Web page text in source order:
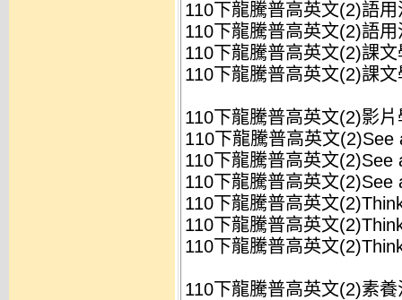
110下龍騰普高英文(2)語
110下龍騰普高英文(2)語
110下龍騰普高英文(2)課
110下龍騰普高英文(2)課
110下龍騰普高英文(2)影
110下龍騰普高英文
110下龍騰普高英文
110下龍騰普高英文
110下龍騰普高英文
110下龍騰普高英文
110下龍騰普高英文
110下龍騰普高英文(2)素